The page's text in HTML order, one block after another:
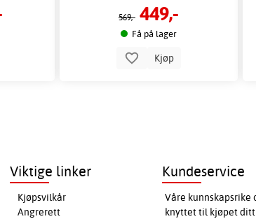
569,- 449,-
Få på lager
Kjøp
Viktige linker
Kjøpsvilkår
Angrerett
Kundeservice
Våre kunnskapsrike
knyttet til kjøpet